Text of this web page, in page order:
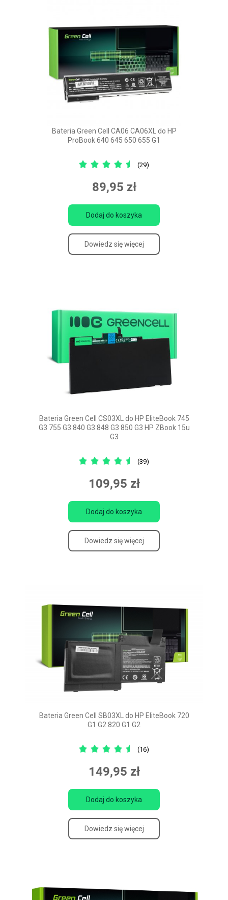
Bateria Green Cell CA06 CA06XL do HP
ProBook 640 645 650 655 G1
(29)
89,95 zł
Dodaj do koszyka
Dowiedz się więcej
Bateria Green Cell CS03XL do HP EliteBook 745
G3 755 G3 840 G3 848 G3 850 G3 HP ZBook 15u
G3
(39)
109,95 zł
Dodaj do koszyka
Dowiedz się więcej
Bateria Green Cell SB03XL do HP EliteBook 720
G1 G2 820 G1 G2
(16)
149,95 zł
Dodaj do koszyka
Dowiedz się więcej